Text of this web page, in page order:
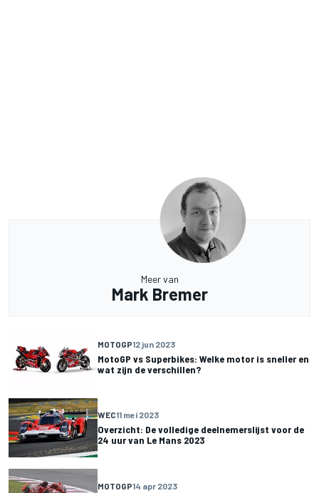
Meer van
Mark Bremer
MOTOGP12 jun 2023
MotoGP vs Superbikes: Welke motor is sneller en
wat zijn de verschillen?
WEC11 mei 2023
Overzicht: De volledige deelnemerslijst voor de
24 uur van Le Mans 2023
MOTOGP14 apr 2023